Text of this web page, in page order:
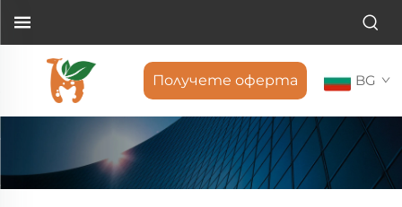
Получете оферта BG